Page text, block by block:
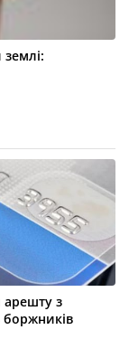
арешту з
боржників